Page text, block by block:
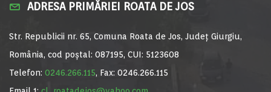
ADRESA PRIMĂRIEI ROATA DE JOS
Str. Republicii nr. 65, Comuna Roata de Jos, Județ Giurgiu,
România, cod poștal: 087195, CUI: 5123608
Telefon: 0246.266.115, Fax: 0246.266.115